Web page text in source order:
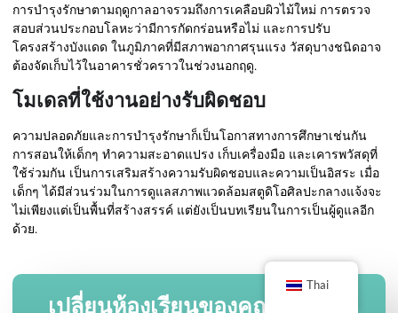
การบำรุงรักษาตามฤดูกาลอาจรวมถึงการเคลือบผิวไม้ใหม่ การตรวจ
สอบส่วนประกอบโลหะว่ามีการกัดกร่อนหรือไม่ และการปรับ
โครงสร้างบังแดด ในภูมิภาคที่มีสภาพอากาศรุนแรง วัสดุบางชนิดอาจ
ต้องจัดเก็บไว้ในอาคารชั่วคราวในช่วงนอกฤดู.
โมเดลที่ใช้งานอย่างรับผิดชอบ
ความปลอดภัยและการบำรุงรักษาก็เป็นโอกาสทางการศึกษาเช่นกัน
การสอนให้เด็กๆ ทำความสะอาดแปรง เก็บเครื่องมือ และเคารพวัสดุที่
ใช้ร่วมกัน เป็นการเสริมสร้างความรับผิดชอบและความเป็นอิสระ เมื่อ
เด็กๆ ได้มีส่วนร่วมในการดูแลสภาพแวดล้อมสตูดิโอศิลปะกลางแจ้งจะ
ไม่เพียงแต่เป็นพื้นที่สร้างสรรค์ แต่ยังเป็นบทเรียนในการเป็นผู้ดูแลอีก
ด้วย.
เปลี่ยนห้องเรียนของคุณด้วย
Thai